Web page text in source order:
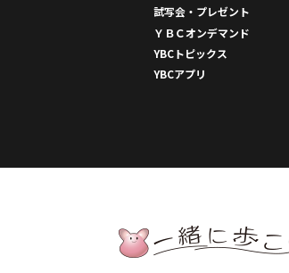
試写会・プレゼント
ＹＢＣオンデマンド
YBCトピックス
YBCアプリ